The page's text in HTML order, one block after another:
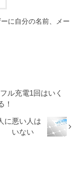
に自分の名前、メー
ル充電1回はいく
！
に悪い人は
いない